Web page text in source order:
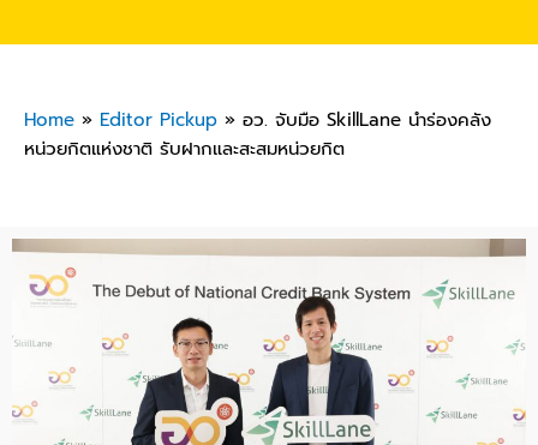
Home » Editor Pickup » อว. จับมือ SkillLane นำร่องคลัง
หน่วยกิตแห่งชาติ รับฝากและสะสมหน่วยกิต